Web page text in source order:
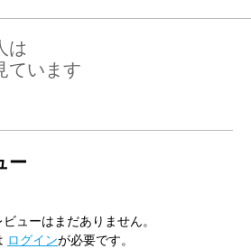
は
ています
ー
ューはまだありません。
ログインが必要です。